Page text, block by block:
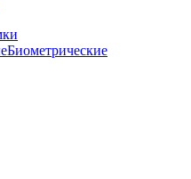
Биометрические